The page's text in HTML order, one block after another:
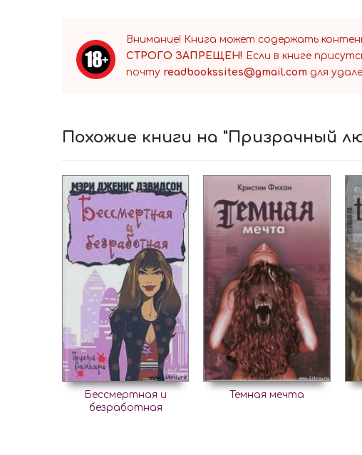
Внимание! Книга может содержать
СТРОГО ЗАПРЕЩЕН! Если в книге
почту readbookssites@gmail.com для
Похожие книги на "Призрачный
Бессмертная и
безработная
Темная мечта